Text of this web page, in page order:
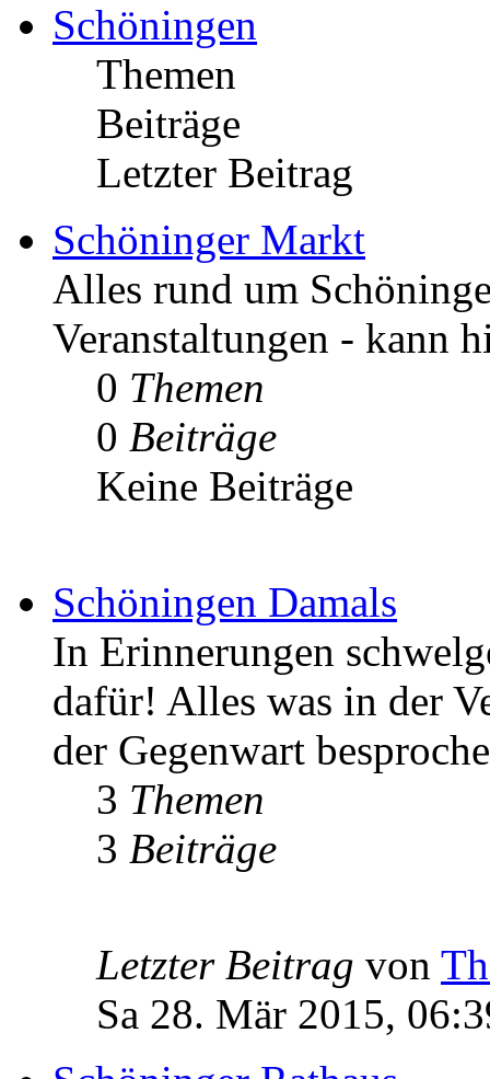
Schöningen
Themen
Beiträge
Letzter Beitrag
Schöninger Markt
Alles rund um
Veranstaltungen - kann
0 Themen
0 Beiträge
Keine Beiträge
Schöningen Damals
In Erinnerungen
dafür! Alles was in der
der Gegenwart
3 Themen
3 Beiträge
Letzter Beitrag von
Sa 28. Mär 2015,